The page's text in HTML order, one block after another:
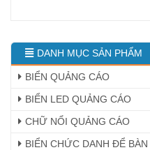
DANH MỤC SẢN PHẨM
BIỂN QUẢNG CÁO
BIỂN LED QUẢNG CÁO
CHỮ NỔI QUẢNG CÁO
BIỂN CHỨC DANH ĐỂ BÀN